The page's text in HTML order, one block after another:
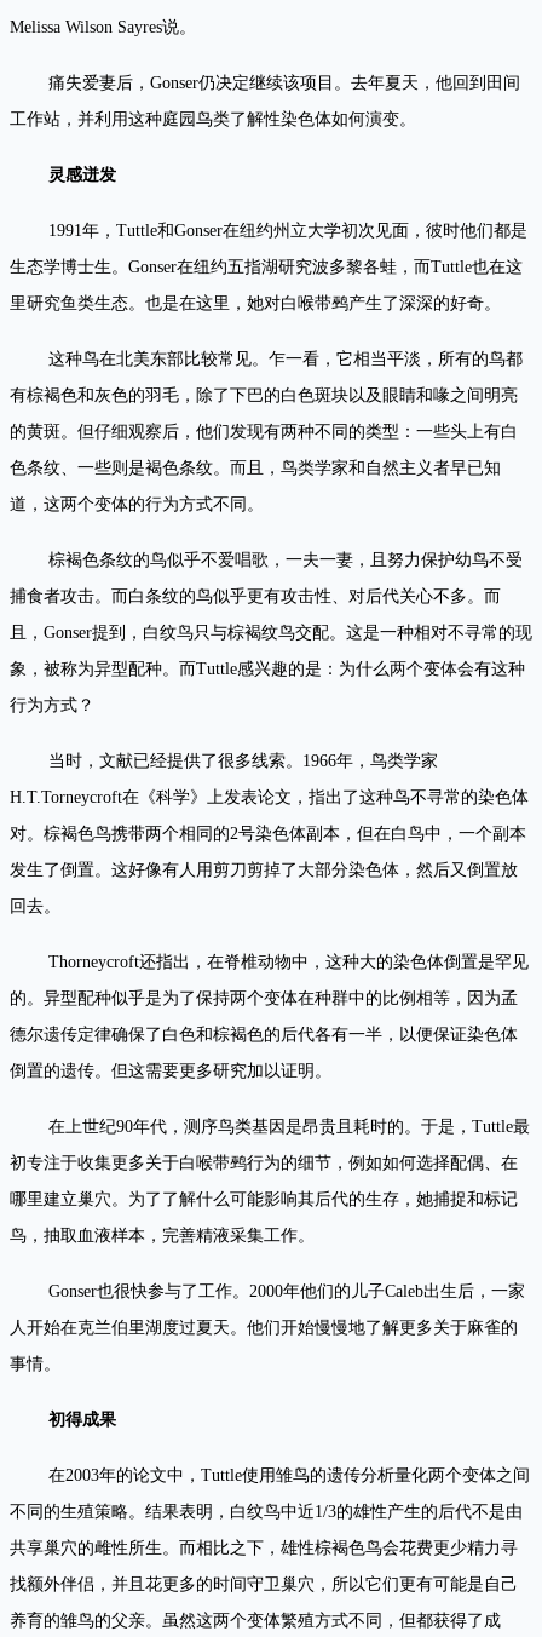
Melissa Wilson Sayres说。
痛失爱妻后，Gonser仍决定继续该项目。去年夏天，他回到田间
工作站，并利用这种庭园鸟类了解性染色体如何演变。
灵感迸发
1991年，Tuttle和Gonser在纽约州立大学初次见面，彼时他们都是
生态学博士生。Gonser在纽约五指湖研究波多黎各蛙，而Tuttle也在这
里研究鱼类生态。也是在这里，她对白喉带鹀产生了深深的好奇。
这种鸟在北美东部比较常见。乍一看，它相当平淡，所有的鸟都
有棕褐色和灰色的羽毛，除了下巴的白色斑块以及眼睛和喙之间明亮
的黄斑。但仔细观察后，他们发现有两种不同的类型：一些头上有白
色条纹、一些则是褐色条纹。而且，鸟类学家和自然主义者早已知
道，这两个变体的行为方式不同。
棕褐色条纹的鸟似乎不爱唱歌，一夫一妻，且努力保护幼鸟不受
捕食者攻击。而白条纹的鸟似乎更有攻击性、对后代关心不多。而
且，Gonser提到，白纹鸟只与棕褐纹鸟交配。这是一种相对不寻常的现
象，被称为异型配种。而Tuttle感兴趣的是：为什么两个变体会有这种
行为方式？
当时，文献已经提供了很多线索。1966年，鸟类学家
H.T.Torneycroft在《科学》上发表论文，指出了这种鸟不寻常的染色体
对。棕褐色鸟携带两个相同的2号染色体副本，但在白鸟中，一个副本
发生了倒置。这好像有人用剪刀剪掉了大部分染色体，然后又倒置放
回去。
Thorneycroft还指出，在脊椎动物中，这种大的染色体倒置是罕见
的。异型配种似乎是为了保持两个变体在种群中的比例相等，因为孟
德尔遗传定律确保了白色和棕褐色的后代各有一半，以便保证染色体
倒置的遗传。但这需要更多研究加以证明。
在上世纪90年代，测序鸟类基因是昂贵且耗时的。于是，Tuttle最
初专注于收集更多关于白喉带鹀行为的细节，例如如何选择配偶、在
哪里建立巢穴。为了了解什么可能影响其后代的生存，她捕捉和标记
鸟，抽取血液样本，完善精液采集工作。
Gonser也很快参与了工作。2000年他们的儿子Caleb出生后，一家
人开始在克兰伯里湖度过夏天。他们开始慢慢地了解更多关于麻雀的
事情。
初得成果
在2003年的论文中，Tuttle使用雏鸟的遗传分析量化两个变体之间
不同的生殖策略。结果表明，白纹鸟中近1/3的雄性产生的后代不是由
共享巢穴的雌性所生。而相比之下，雄性棕褐色鸟会花费更少精力寻
找额外伴侣，并且花更多的时间守卫巢穴，所以它们更有可能是自己
养育的雏鸟的父亲。虽然这两个变体繁殖方式不同，但都获得了成